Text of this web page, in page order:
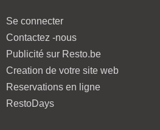
Se connecter
Contactez -nous
Publicité sur Resto.be
Creation de votre site web
Reservations en ligne
RestoDays